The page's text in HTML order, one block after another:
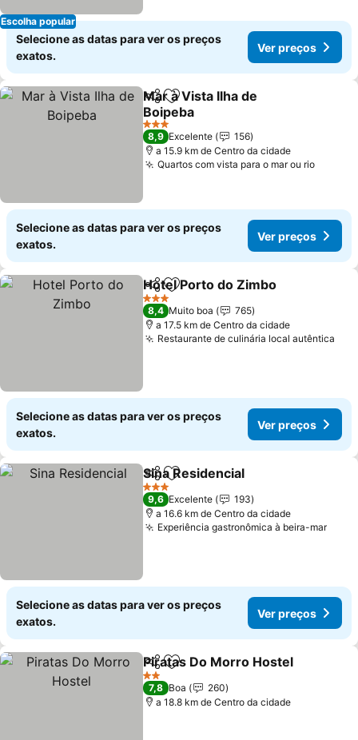
Escolha popular
Selecione as datas para ver os preços
exatos.
Ver preços
PartilharAdicionar aos favoritos
Mar à Vista Ilha de
Boipeba
3 Estrelas
8,9 Excelente
156
a 15.9 km de Centro da cidade
Quartos com vista para o mar ou rio
Selecione as datas para ver os preços
exatos.
Ver preços
PartilharAdicionar aos favoritos
Hotel Porto do Zimbo
3 Estrelas
8,4 Muito boa
765
a 17.5 km de Centro da cidade
Restaurante de culinária local autêntica
Selecione as datas para ver os preços
exatos.
Ver preços
PartilharAdicionar aos favoritos
Sina Residencial
3 Estrelas
9,6 Excelente
193
a 16.6 km de Centro da cidade
Experiência gastronômica à beira-mar
Selecione as datas para ver os preços
exatos.
Ver preços
PartilharAdicionar aos favoritos
Piratas Do Morro Hostel
2 Estrelas
7,8 Boa
260
a 18.8 km de Centro da cidade